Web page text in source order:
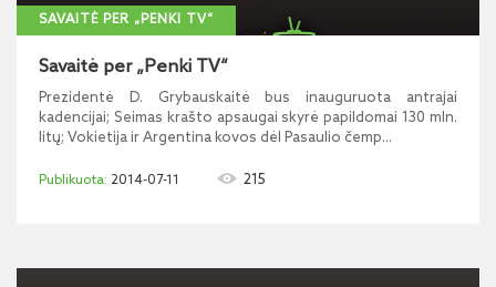
SAVAITĖ PER „PENKI TV“
Savaitė per „Penki TV“
Prezidentė D. Grybauskaitė bus inauguruota antrajai
kadencijai; Seimas krašto apsaugai skyrė papildomai 130 mln.
litų; Vokietija ir Argentina kovos dėl Pasaulio čemp...
2014-07-11 215